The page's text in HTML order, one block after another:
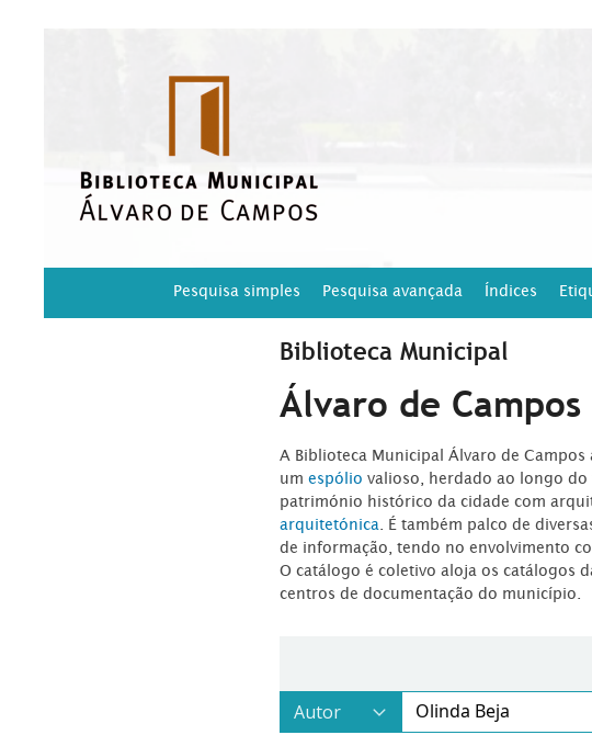
Pesquisa simples Pesquisa avançada Índices
Biblioteca Municipal
Álvaro de Campos
A Biblioteca Municipal Álvaro de
um espólio valioso, herdado ao longo do
património histórico da cidade com
arquitetónica . É também palco de
de informação, tendo no envolvimento
O catálogo é coletivo aloja os catálogos
centros de documentação do município.